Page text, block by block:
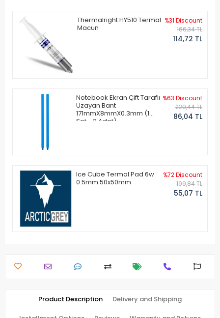
Thermalright HY510 Termal
Macun
%31 Discount
166,34 TL
114,72 TL
Notebook Ekran Çift Taraflı
Uzayan Bant
171mmX8mmX0.3mm (1
Set - 2 Adet)
%63 Discount
229,44 TL
86,04 TL
Ice Cube Termal Pad 6w
0.5mm 50x50mm
%72 Discount
199,84 TL
55,07 TL
Product Description Delivery and Shipping